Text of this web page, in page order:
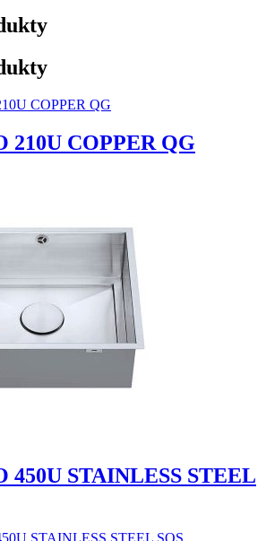
210U COPPER QG
450U STAINLESS STEEL